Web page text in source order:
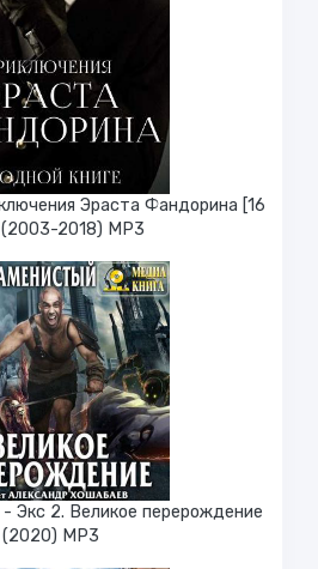
Эраста Фандорина [16
(2003-2018) МР3
Экс 2. Великое перерождение
(2020) МР3